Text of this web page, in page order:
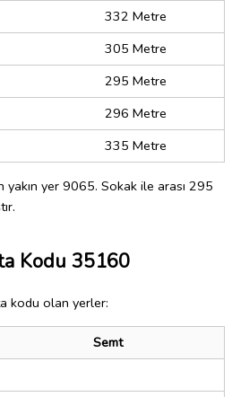
332 Metre
305 Metre
295 Metre
296 Metre
335 Metre
yakın yer 9065. Sokak ile arası 295
Kodu 35160
kodu olan yerler:
Semt